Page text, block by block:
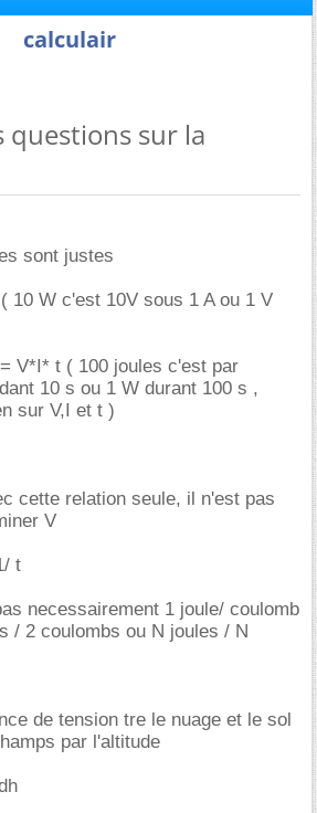
calculair
questions sur la
sont justes
10 W c'est 10V sous 1 A ou 1 V
V*I* t ( 100 joules c'est par
10 s ou 1 W durant 100 s ,
sur V,I et t )
cette relation seule, il n'est pas
V
t
necessairement 1 joule/ coulomb
/ 2 coulombs ou N joules / N
de tension tre le nuage et le sol
par l'altitude